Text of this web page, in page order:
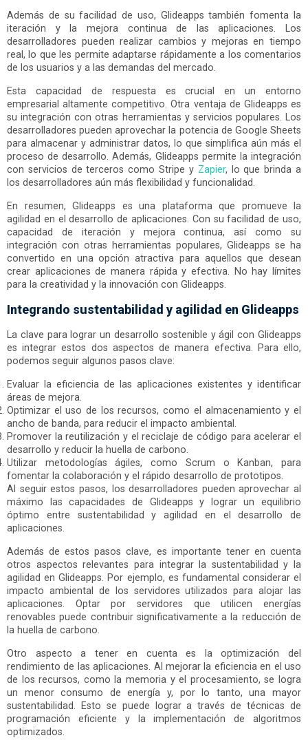
Además de su facilidad de uso, Glideapps también fomenta la
iteración y la mejora continua de las aplicaciones. Los
desarrolladores pueden realizar cambios y mejoras en tiempo
real, lo que les permite adaptarse rápidamente a los comentarios
de los usuarios y a las demandas del mercado.
Esta capacidad de respuesta es crucial en un entorno
empresarial altamente competitivo. Otra ventaja de Glideapps es
su integración con otras herramientas y servicios populares. Los
desarrolladores pueden aprovechar la potencia de Google Sheets
para almacenar y administrar datos, lo que simplifica aún más el
proceso de desarrollo. Además, Glideapps permite la integración
con servicios de terceros como Stripe y Zapier, lo que brinda a
los desarrolladores aún más flexibilidad y funcionalidad.
En resumen, Glideapps es una plataforma que promueve la
agilidad en el desarrollo de aplicaciones. Con su facilidad de uso,
capacidad de iteración y mejora continua, así como su
integración con otras herramientas populares, Glideapps se ha
convertido en una opción atractiva para aquellos que desean
crear aplicaciones de manera rápida y efectiva. No hay límites
para la creatividad y la innovación con Glideapps.
Integrando sustentabilidad y agilidad en Glideapps
La clave para lograr un desarrollo sostenible y ágil con Glideapps
es integrar estos dos aspectos de manera efectiva. Para ello,
podemos seguir algunos pasos clave:
Evaluar la eficiencia de las aplicaciones existentes y identificar
áreas de mejora.
Optimizar el uso de los recursos, como el almacenamiento y el
ancho de banda, para reducir el impacto ambiental.
Promover la reutilización y el reciclaje de código para acelerar el
desarrollo y reducir la huella de carbono.
Utilizar metodologías ágiles, como Scrum o Kanban, para
fomentar la colaboración y el rápido desarrollo de prototipos.
Al seguir estos pasos, los desarrolladores pueden aprovechar al
máximo las capacidades de Glideapps y lograr un equilibrio
óptimo entre sustentabilidad y agilidad en el desarrollo de
aplicaciones.
Además de estos pasos clave, es importante tener en cuenta
otros aspectos relevantes para integrar la sustentabilidad y la
agilidad en Glideapps. Por ejemplo, es fundamental considerar el
impacto ambiental de los servidores utilizados para alojar las
aplicaciones. Optar por servidores que utilicen energías
renovables puede contribuir significativamente a la reducción de
la huella de carbono.
Otro aspecto a tener en cuenta es la optimización del
rendimiento de las aplicaciones. Al mejorar la eficiencia en el uso
de los recursos, como la memoria y el procesamiento, se logra
un menor consumo de energía y, por lo tanto, una mayor
sustentabilidad. Esto se puede lograr a través de técnicas de
programación eficiente y la implementación de algoritmos
optimizados.